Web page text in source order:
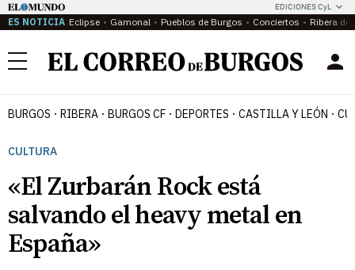
EDICIONES CyL
ES NOTICIA Eclipse Gamonal Pueblos de Burgos Conciertos Ribera del
Menú
BURGOS RIBERA BURGOS CF DEPORTES CASTILLA Y LEÓN
CULTURA
«El Zurbarán Rock está
salvando el heavy metal en
España»